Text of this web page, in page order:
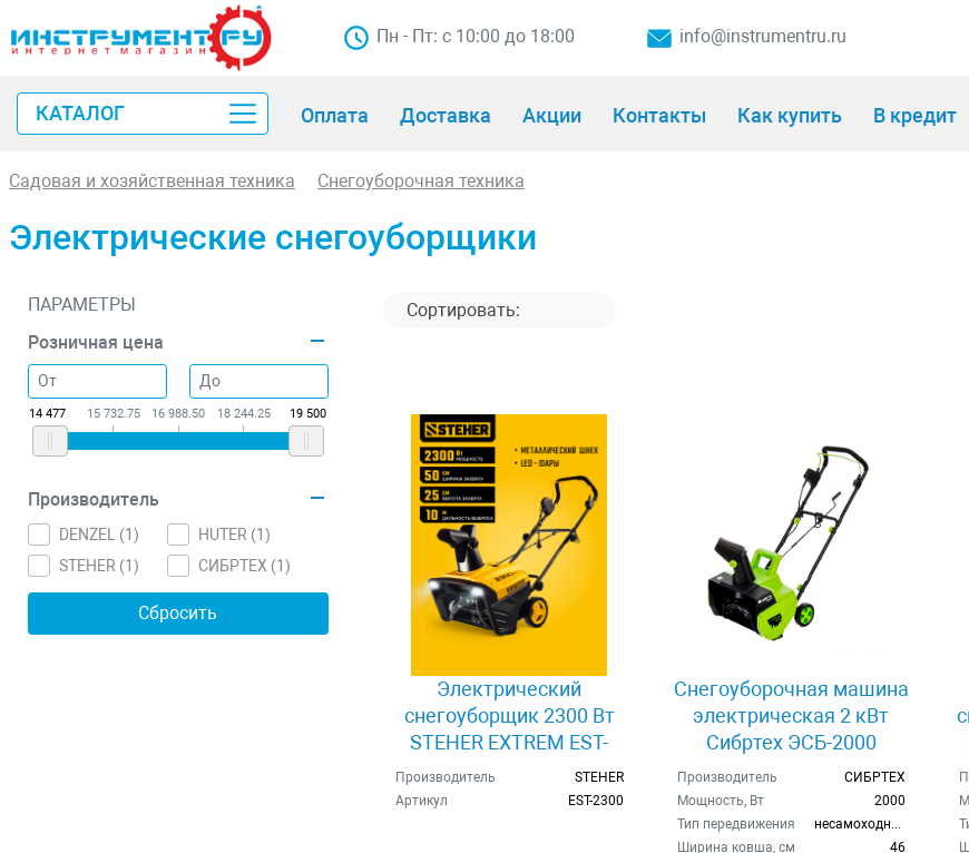
Пн - Пт: с 10:00 до 18:00 info@instrumentru.ru
КАТАЛОГ Оплата Доставка Акции Контакты Как купить В кредит
Садовая и хозяйственная техника Снегоуборочная техника
Электрические снегоуборщики
ПАРАМЕТРЫ
Розничная цена
14 477 15 732.75 16 988.50 18 244.25 19 500
Производитель
DENZEL (1 ) HUTER (1)
STEHER (1 ) СИБРТЕХ (1)
Электрический
снегоуборщик 2300 Вт
STEHER EXTREM EST-
2300
Производитель
STEHER
Артикул
EST-2300
Снегоуборочная машина
электрическая 2 кВт
Сибртех ЭСБ-2000
Производитель
СИБРТЕХ
Мощность, Вт
2000
Тип передвижения
несамоходный
Ширина ковша, см
46